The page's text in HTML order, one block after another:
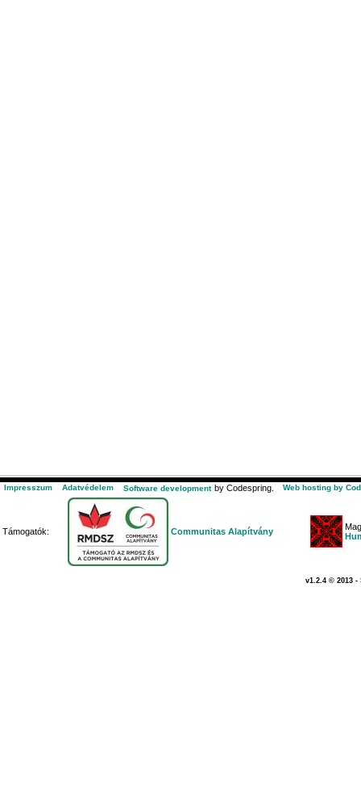
Impresszum Adatvédelem Software development by Codespring. Web hosting by
Támogatók: Communitas Alapítvány
v1.2.4 © 2013